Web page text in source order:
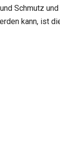
Schmutz
kann, ist